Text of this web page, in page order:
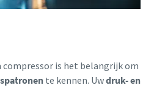
compressor is het belangrijk om
te kennen. Uwdruk- en